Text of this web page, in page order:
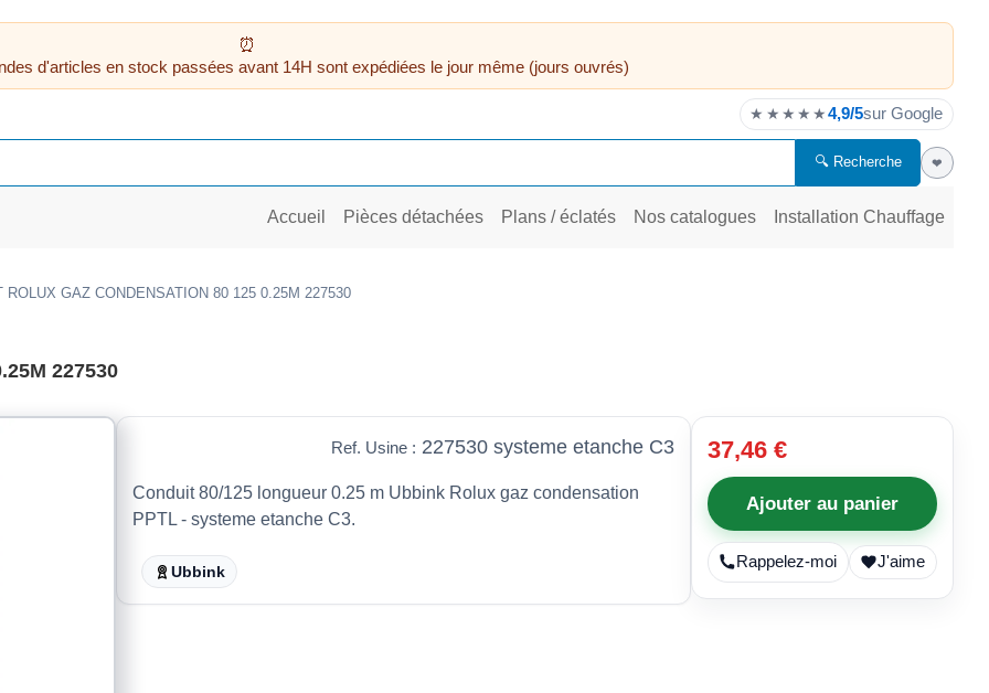
d'articles en stock passées avant 14H sont expédiées le jour même (jours ouvrés)
★★★★★4,9/5sur Google
🔍 Recherche ❤
Accueil Pièces détachées Plans / éclatés Nos catalogues Installation Chauffage
ROLUX GAZ CONDENSATION 80 125 0.25M 227530
227530
Ref. Usine : 227530 systeme etanche C3
Conduit 80/125 longueur 0.25 m Ubbink Rolux gaz condensation
PPTL - systeme etanche C3.
Ubbink
37,46 €
Ajouter au panier
Rappelez-moi J'aime